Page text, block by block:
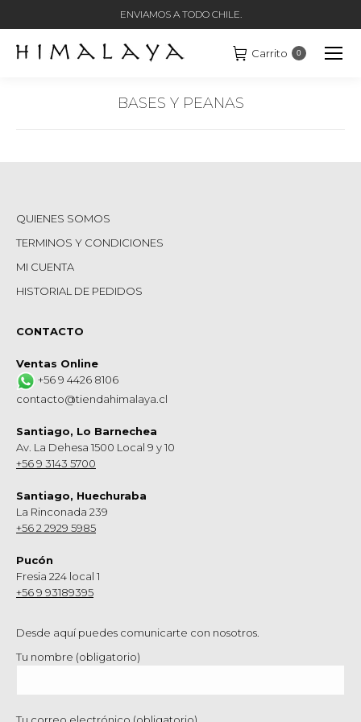
ENVIAMOS A TODO CHILE.
Carrito 0
BASES Y PEANAS
QUIENES SOMOS
TERMINOS Y CONDICIONES
MI CUENTA
HISTORIAL DE PEDIDOS
CONTACTO
Ventas Online
+56 9 4426 8106
contacto@tiendahimalaya.cl
Santiago, Lo Barnechea
Av. La Dehesa 1500 Local 9 y 10
+56 9 3143 5700
Santiago, Huechuraba
La Rinconada 239
+56 2 2929 5985
Pucón
Fresia 224 local 1
+56 9 93189395
Desde aquí puedes comunicarte con nosotros.
Tu nombre (obligatorio)